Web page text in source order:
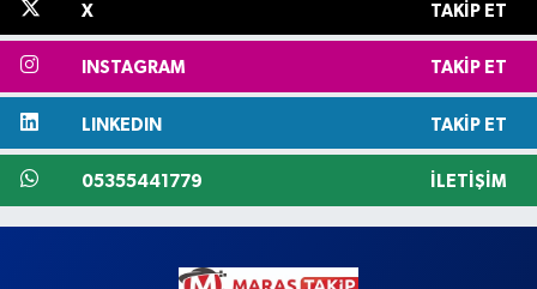
X TAKIP ET
INSTAGRAM TAKIP ET
LINKEDIN TAKIP ET
05355441779 İLETIŞIM